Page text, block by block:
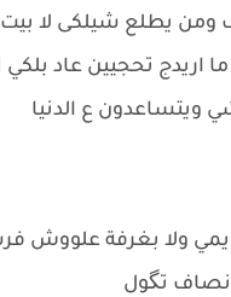
يطلع شيلكى لا
اريدج تحجيين عاد بلكي
ويتساعدون ع الدنيا
يمي ولا بغرفة علووش
تگول